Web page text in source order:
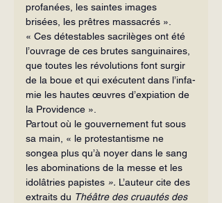
profanées, les saintes images
brisées, les prêtres massacrés ».
« Ces détestables sacrilèges ont été
l’ouvrage de ces brutes sanguinaires,
que toutes les révolutions font surgir
de la boue et qui exécutent dans l’infa­
mie les hautes œuvres d’expiation de
la Providence ».
Partout où le gouvernement fut sous
sa main, « le protestantisme ne
songea plus qu’à noyer dans le sang
les abominations de la messe et les
idolâtries papistes ». L’auteur cite des
extraits du Théâtre des cruautés des